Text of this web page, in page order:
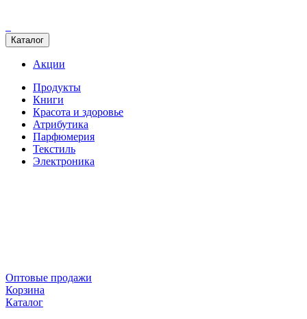
Каталог
Акции
Продукты
Книги
Красота и здоровье
Атрибутика
Парфюмерия
Текстиль
Электроника
Оптовые продажи
Корзина
Каталог